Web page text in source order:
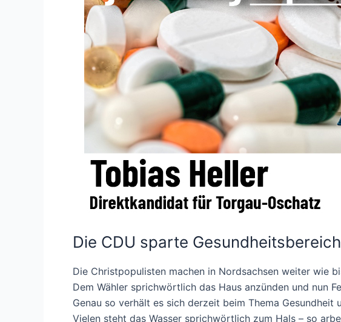
Die CDU sparte
Die Christpopulisten machen in Nordsachsen weiter wie
Dem Wähler sprichwörtlich das Haus anzünden und nun
Genau so verhält es sich derzeit beim Thema Gesundheit
Vielen steht das Wasser sprichwörtlich zum Hals – so